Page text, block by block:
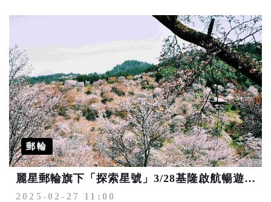
郵輪
麗星郵輪旗下「探索星號」3/28基隆啟航暢遊日韓
2025-02-27 11:00